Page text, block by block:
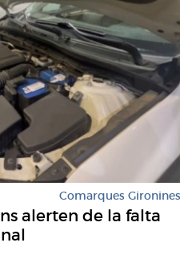
Comarques Gironines
alerten de la falta